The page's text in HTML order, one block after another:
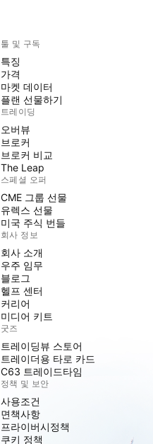
툴 및 구독
특징
가격
마켓 데이터
플랜 선물하기
트레이딩
오버뷰
브로커
브로커 비교
The Leap
스페셜 오퍼
CME 그룹 선물
유렉스 선물
미국 주식 번들
회사 정보
회사 소개
우주 임무
블로그
헬프 센터
커리어
미디어 키트
굿즈
트레이딩뷰 스토어
트레이더용 타로 카드
C63 트레이드타임
정책 및 보안
사용조건
면책사항
프라이버시정책
쿠키 정책